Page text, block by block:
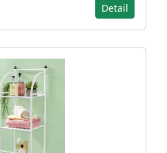
Detail